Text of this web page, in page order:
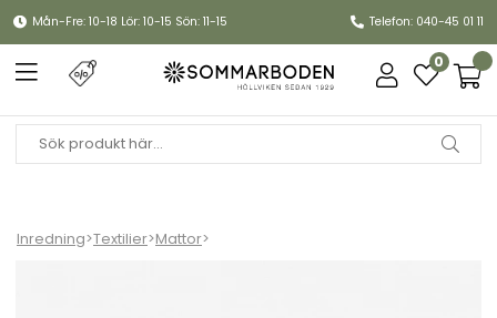
Mån-Fre: 10-18 Lör: 10-15 Sön: 11-15 Telefon: 040-45 01 11
0
Inredning>Textilier>Mattor>